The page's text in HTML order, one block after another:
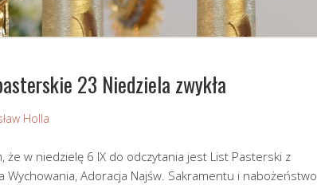
23 Niedziela zwykła
Holla
że w niedzielę 6 IX do odczytania jest List Pasterski z
Wychowania, Adoracja Najśw. Sakramentu i nabożeństwo